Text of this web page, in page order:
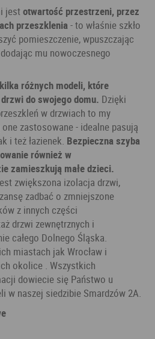
jestotwartość przestrzeni, przez
przeszklenia- to właśnie szkło
pomieszczenie, wpuszczając
mu nowoczesnego
do swojego domu. Dzięki
w drzwiach to my
zastosowane - idealne pasują
i też łazienek. Bezpieczna szyba
również w
zamieszkują małe dzieci.
zwiększona izolacja drzwi,
zadbać o zmniejszone
z innych części
drzwi zewnętrznych i
całego Dolnego Śląska.
miastach jak Wrocław i
okolice . Wszystkich
dowiecie się Państwo u
w naszej siedzibie Smardzów 2A.